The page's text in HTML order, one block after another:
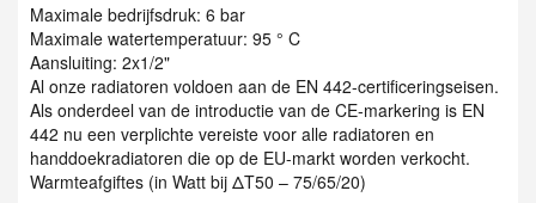
Maximale bedrijfsdruk: 6 bar
Maximale watertemperatuur: 95 ° C
Aansluiting: 2x1/2"
Al onze radiatoren voldoen aan de EN 442-certificeringseisen.
Als onderdeel van de introductie van de CE-markering is EN
442 nu een verplichte vereiste voor alle radiatoren en
handdoekradiatoren die op de EU-markt worden verkocht.
Warmteafgiftes (in Watt bij ΔT50 – 75/65/20)